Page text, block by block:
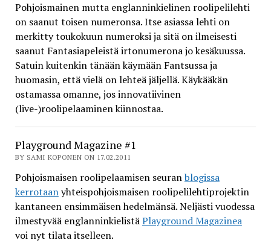
Pohjoismainen mutta englanninkielinen roolipelilehti
on saanut toisen numeronsa. Itse asiassa lehti on
merkitty toukokuun numeroksi ja sitä on ilmeisesti
saanut Fantasiapeleistä irtonumerona jo kesäkuussa.
Satuin kuitenkin tänään käymään Fantsussa ja
huomasin, että vielä on lehteä jäljellä. Käykääkän
ostamassa omanne, jos innovatiivinen
(live-)roolipelaaminen kiinnostaa.
Playground Magazine #1
BY SAMI KOPONEN ON 17.02.2011
Pohjoismaisen roolipelaamisen seuranblogissa
kerrotaanyhteispohjoismaisen roolipelilehtiprojektin
kantaneen ensimmäisen hedelmänsä. Neljästi vuodessa
ilmestyvää englanninkielistäPlayground Magazinea
voi nyt tilata itselleen.